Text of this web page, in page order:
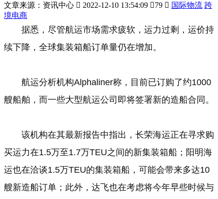
文章来源：资讯中心  2022-12-10 13:54:09 79  国际物流 跨
境电商
据悉，尽管航运市场需求疲软，运力过剩，运价持
续下降，全球集装箱船订单量仍在增加。
航运分析机构Alphaliner称，目前已订购了约1000
艘船舶，而一些大型航运公司即将签署新的造船合同。
该机构在其最新报告中指出，长荣海运正在寻求购
买运力在1.5万至1.7万TEU之间的新集装箱船；阳明海
运也在洽谈1.5万TEU的集装箱船，可能会带来多达10
艘新造船订单；此外，达飞也在考虑将今年早些时候与